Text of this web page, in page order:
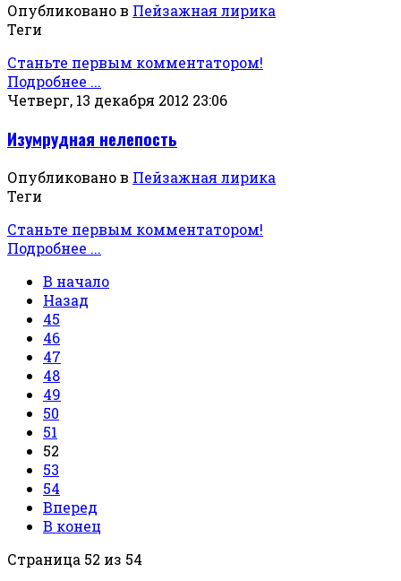
Опубликовано в Пейзажная лирика
Теги
Станьте первым комментатором!
Подробнее ...
Четверг, 13 декабря 2012 23:06
Изумрудная нелепость
Опубликовано в Пейзажная лирика
Теги
Станьте первым комментатором!
Подробнее ...
В начало
Назад
45
46
47
48
49
50
51
52
53
54
Вперед
В конец
Страница 52 из 54